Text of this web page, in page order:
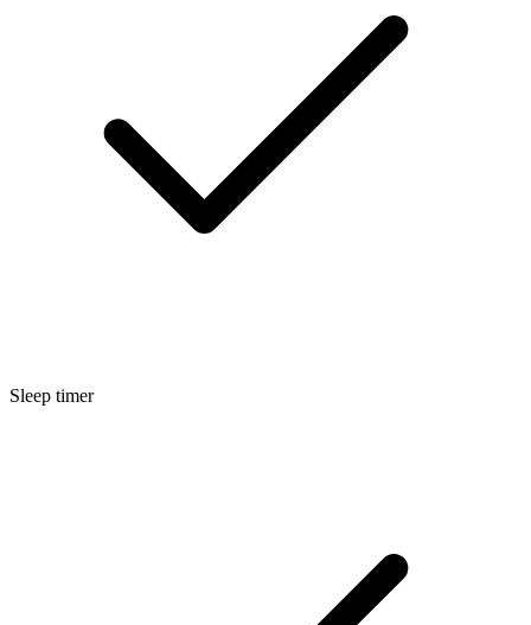
Sleep timer